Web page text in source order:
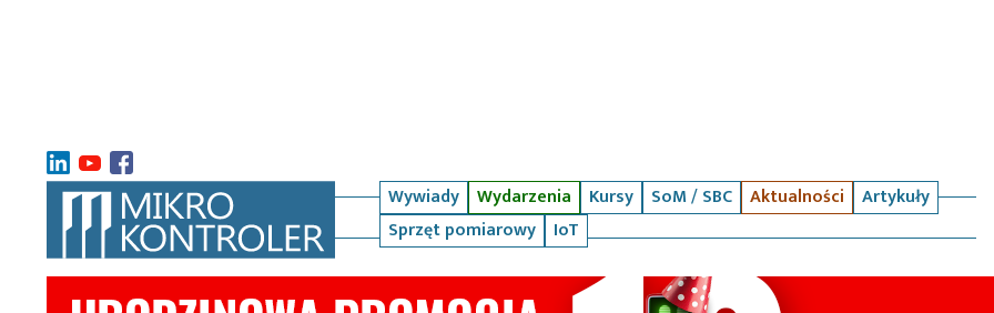
Wywiady Wydarzenia Kursy SoM / SBC Aktualności
Artykuły
Sprzęt pomiarowy
IoT